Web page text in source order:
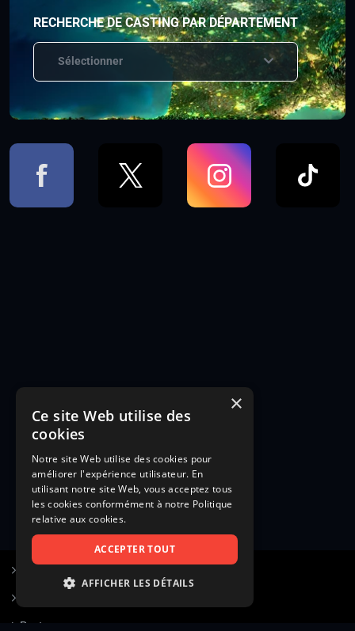
RECHERCHE DE CASTING PAR DÉPARTEMENT
Sélectionner
Poster une annonce
×
Ce site Web utilise des
cookies
Notre site Web utilise des cookies pour
améliorer l'expérience utilisateur. En
utilisant notre site Web, vous acceptez tous
les cookies conformément à notre Politique
relative aux cookies.
ACCEPTER TOUT
AFFICHER LES DÉTAILS